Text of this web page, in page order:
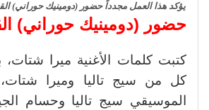
يؤكد هذا العمل مجدداً حضور (دومينيك حوراني)
حضور (دومينيك حوراني)
كتبت كلمات الأغنية ميرا شتات،
كل من سيج تاليا وميرا شتات،
الموسيقي سيج تاليا وحسام